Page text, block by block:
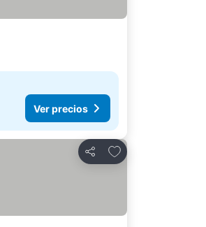
Ver precios
Compartir
Agregar a favoritos